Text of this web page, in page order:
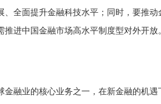
、全面提升金融科技水平；同时，要推动
推进中国 金融市场高水平制度型对外开放
金融业的核心业务之一，在新金融的机遇